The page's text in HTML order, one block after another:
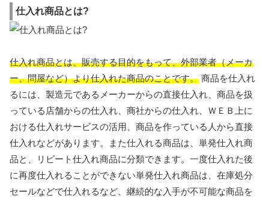
仕入れ商品とは?
仕入れ商品とは、販売する目的をもって、外部業者（メーカ
ー、問屋など）より仕入れた商品のことです。 商品を仕入れ
るには、製造元であるメーカーからの直接仕入れ、商品を扱
っている店舗からの仕入れ、商社からの仕入れ、ＷＥＢ上に
おける仕入れサービスの活用、商品を作っている人から直接
仕入れなどがあります。また仕入れる商品は、単発仕入れ商
品と、リピート仕入れ商品に分類できます。一度仕入れた後
に再度仕入れることができない単発仕入れ商品は、在庫処分
セールなどで仕入れるなど、継続的な入手が不可能な商品を